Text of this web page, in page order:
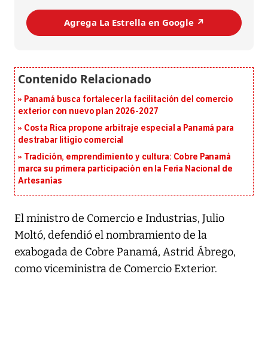
Agrega La Estrella en Google ↗️
Panamá busca fortalecer la facilitación del comercio
exterior con nuevo plan 2026-2027
Costa Rica propone arbitraje especial a Panamá para
destrabar litigio comercial
Tradición, emprendimiento y cultura: Cobre Panamá
marca su primera participación en la Feria Nacional de
Artesanías
El ministro de Comercio e Industrias, Julio
Moltó, defendió el nombramiento de la
exabogada de Cobre Panamá, Astrid Ábrego,
como viceministra de Comercio Exterior.